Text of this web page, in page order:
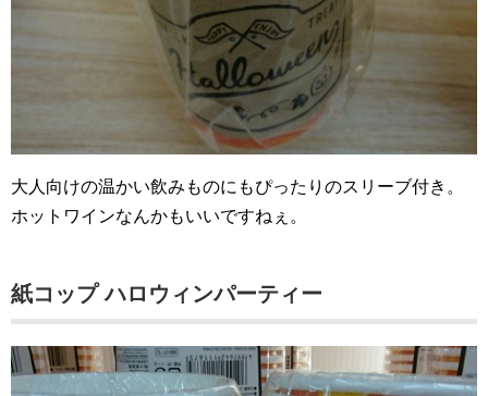
大人向けの温かい飲みものにもぴったりのスリーブ付き。
ホットワインなんかもいいですねぇ。
紙コップ ハロウィンパーティー